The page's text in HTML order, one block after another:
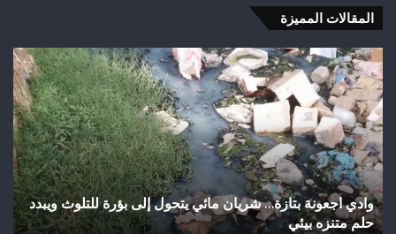
المقالات المميزة
يتحول إلى بؤرة للتلوث ويبدد
اختلالات
تثير
استياء
الساكنة
بعد
تهيئة
شوارع
وأزقة
بمدينة
تازة..
اختلالات تثير استياء الساكنة بعد
تازة.. مطالب بمراقبة جودة